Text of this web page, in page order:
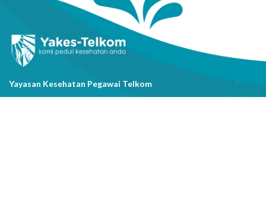
Yayasan Kesehatan Pegawai Telkom